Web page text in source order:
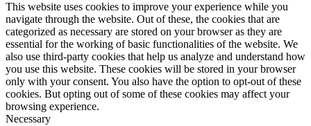
This website uses cookies to improve your experience while you
navigate through the website. Out of these, the cookies that are
categorized as necessary are stored on your browser as they are
essential for the working of basic functionalities of the website. We
also use third-party cookies that help us analyze and understand how
you use this website. These cookies will be stored in your browser
only with your consent. You also have the option to opt-out of these
cookies. But opting out of some of these cookies may affect your
browsing experience.
Necessary